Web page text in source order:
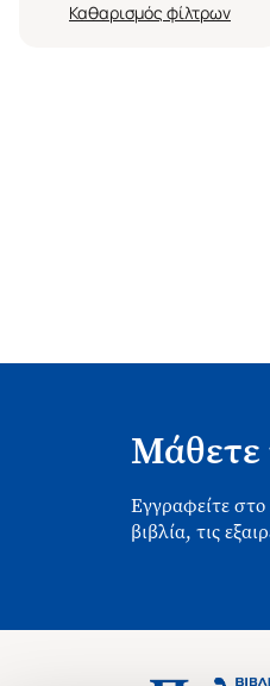
Καθαρισμός
Μάθετε
Εγγραφείτε
βιβλία, τις